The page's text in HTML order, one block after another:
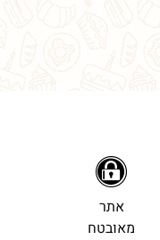
אתר
מאובטח